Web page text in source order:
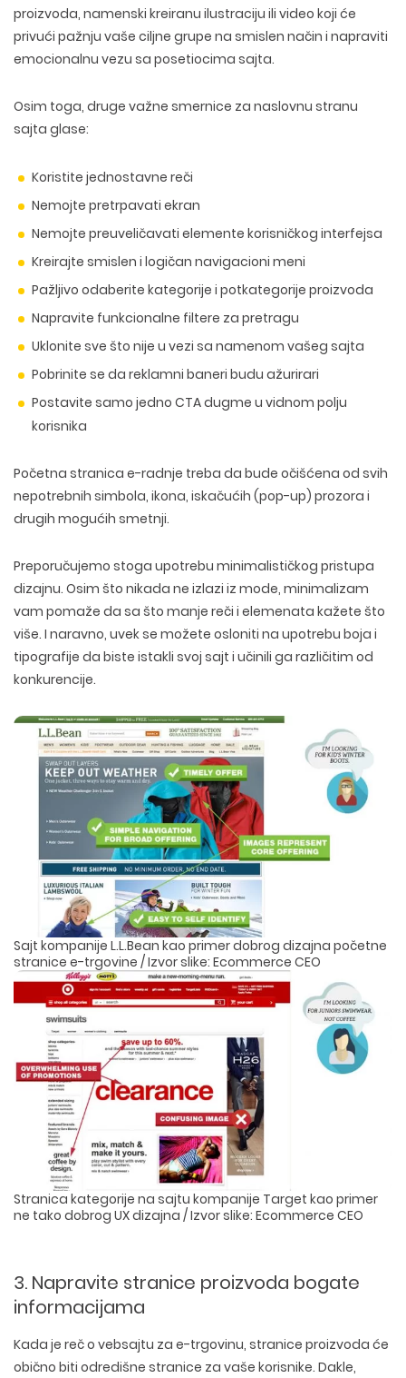
proizvoda, namenski kreiranu ilustraciju ili video koji će
privući pažnju vaše ciljne grupe na smislen način i napraviti
emocionalnu vezu sa posetiocima sajta.
Osim toga, druge važne smernice za naslovnu stranu
sajta glase:
Koristite jednostavne reči
Nemojte pretrpavati ekran
Nemojte preuveličavati elemente korisničkog interfejsa
Kreirajte smislen i logičan navigacioni meni
Pažljivo odaberite kategorije i potkategorije proizvoda
Napravite funkcionalne filtere za pretragu
Uklonite sve što nije u vezi sa namenom vašeg sajta
Pobrinite se da reklamni baneri budu ažurirari
Postavite samo jedno CTA dugme u vidnom polju
korisnika
Početna stranica e-radnje treba da bude očišćena od svih
nepotrebnih simbola, ikona, iskačućih (pop-up) prozora i
drugih mogućih smetnji.
Preporučujemo stoga upotrebu minimalističkog pristupa
dizajnu. Osim što nikada ne izlazi iz mode, minimalizam
vam pomaže da sa što manje reči i elemenata kažete što
više. I naravno, uvek se možete osloniti na upotrebu boja i
tipografije da biste istakli svoj sajt i učinili ga različitim od
konkurencije.
Sajt kompanije L.L.Bean kao primer dobrog dizajna početne
stranice e-trgovine / Izvor slike: Ecommerce CEO
Stranica kategorije na sajtu kompanije Target kao primer
ne tako dobrog UX dizajna / Izvor slike: Ecommerce CEO
3. Napravite stranice proizvoda bogate
informacijama
Kada je reč o vebsajtu za e-trgovinu, stranice proizvoda će
obično biti odredišne stranice za vaše korisnike. Dakle,